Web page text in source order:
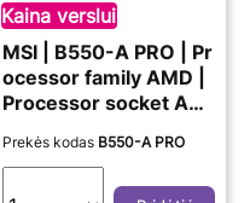
Kaina verslui
MSI | B550-A PRO | Pr
ocessor family AMD |
Processor socket AM
ory slots 4 | Supporte
Prekės kodas B550-A PRO